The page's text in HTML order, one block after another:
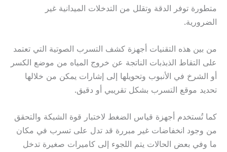
متطورة توفر الدقة وتقلل من التدخلات الميدانية غير
الضرورية.
من بين هذه التقنيات أجهزة كشف التسرب الصوتية التي تعتمد
على التقاط الذبذبات الناتجة عن خروج المياه من موضع الكسر
أو الشرخ في الأنبوب وتحويلها إلى إشارات يمكن من خلالها
تحديد موقع التسرب بشكل تقريبي أو دقيق.
كما تُستخدم أجهزة قياس الضغط لاختبار قوة الشبكة والتحقق
من وجود انخفاضات غير مبررة قد تدل على تسرب في مكان
ما وفي بعض الحالات يتم اللجوء إلى كاميرات صغيرة تدخل